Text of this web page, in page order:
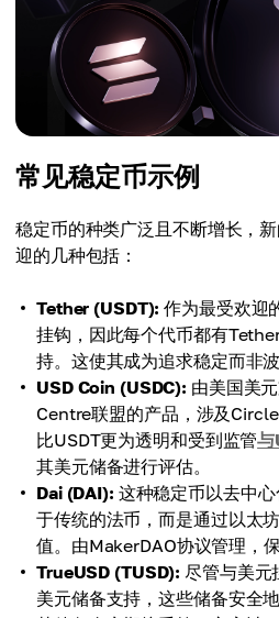
常见稳定币示例
稳定币的种类广泛且不断增长，
迎的几种包括：
Tether (USDT): 作为最受欢迎
挂钩，因此每个代币都有
持。这使其成为追求稳定而非
USD Coin (USDC): 由美国美
Centre联盟的产品，涉及
比USDT更为透明和受到监管与
其美元储备进行评估。
Dai (DAI): 这种稳定币以去中
于传统的法币，而是通过以太
值。由MakerDAO协议管理，
TrueUSD (TUSD): 尽管与美元
美元储备支持，这些储备安全